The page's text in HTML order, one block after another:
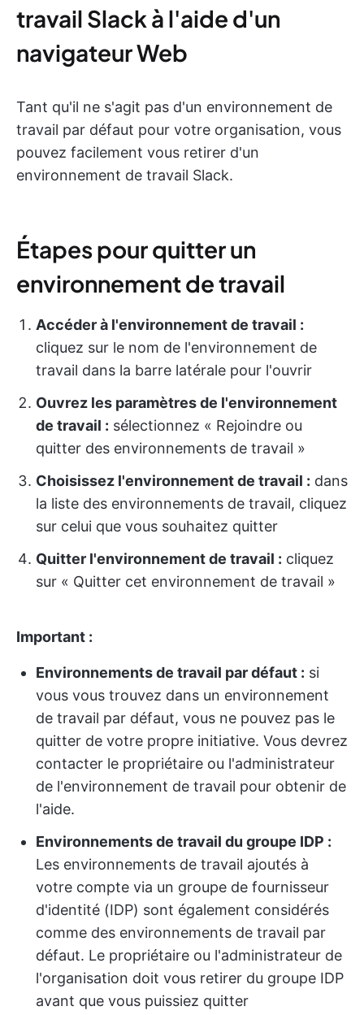
travail Slack à l'aide d'un
navigateur Web
Tant qu'il ne s'agit pas d'un environnement de
travail par défaut pour votre organisation, vous
pouvez facilement vous retirer d'un
environnement de travail Slack.
Étapes pour quitter un
environnement de travail
Accéder à l'environnement de travail :
cliquez sur le nom de l'environnement de
travail dans la barre latérale pour l'ouvrir
Ouvrez les paramètres de l'environnement
de travail : sélectionnez « Rejoindre ou
quitter des environnements de travail »
Choisissez l'environnement de travail : dans
la liste des environnements de travail, cliquez
sur celui que vous souhaitez quitter
Quitter l'environnement de travail : cliquez
sur « Quitter cet environnement de travail »
Important :
Environnements de travail par défaut : si
vous vous trouvez dans un environnement
de travail par défaut, vous ne pouvez pas le
quitter de votre propre initiative. Vous devrez
contacter le propriétaire ou l'administrateur
de l'environnement de travail pour obtenir de
l'aide.
Environnements de travail du groupe IDP :
Les environnements de travail ajoutés à
votre compte via un groupe de fournisseur
d'identité (IDP) sont également considérés
comme des environnements de travail par
défaut. Le propriétaire ou l'administrateur de
l'organisation doit vous retirer du groupe IDP
avant que vous puissiez quitter